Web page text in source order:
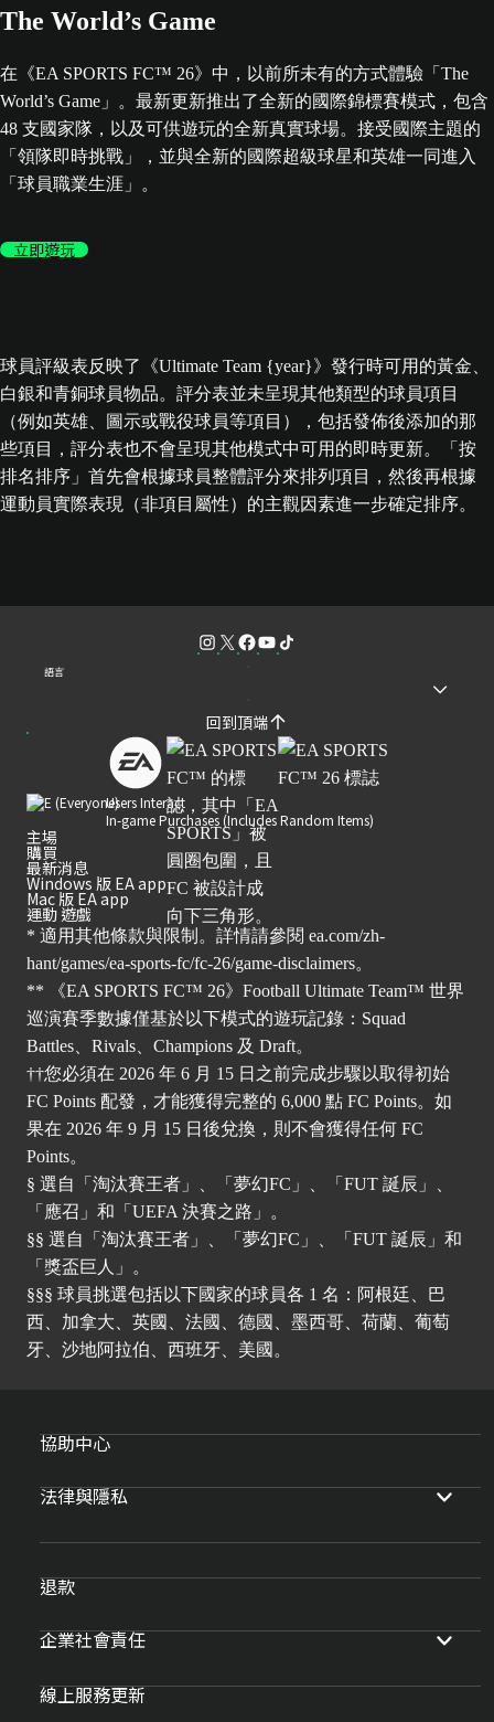
The World’s Game
在《EA SPORTS FC™ 26》中，以前所未有的方式體驗「The
World’s Game」。最新更新推出了全新的國際錦標賽模式，包含
48 支國家隊，以及可供遊玩的全新真實球場。接受國際主題的
「領隊即時挑戰」，並與全新的國際超級球星和英雄一同進入
「球員職業生涯」。
立即遊玩
球員評級表反映了《Ultimate Team {year}》發行時可用的黃金、
白銀和青銅球員物品。評分表並未呈現其他類型的球員項目
（例如英雄、圖示或戰役球員等項目），包括發佈後添加的那
些項目，評分表也不會呈現其他模式中可用的即時更新。「按
排名排序」首先會根據球員整體評分來排列項目，然後再根據
運動員實際表現（非項目屬性）的主觀因素進一步確定排序。
語言
回到頂端
Users Interact
In-game Purchases (Includes Random Items)
主場
購買
最新消息
Windows 版 EA app
Mac 版 EA app
運動 遊戲
* 適用其他條款與限制。詳情請參閱 ea.com/zh-
hant/games/ea-sports-fc/fc-26/game-disclaimers。
** 《EA SPORTS FC™ 26》Football Ultimate Team™ 世界
巡演賽季數據僅基於以下模式的遊玩記錄：Squad
Battles、Rivals、Champions 及 Draft。
††您必須在 2026 年 6 月 15 日之前完成步驟以取得初始
FC Points 配發，才能獲得完整的 6,000 點 FC Points。如
果在 2026 年 9 月 15 日後兌換，則不會獲得任何 FC
Points。
§ 選自「淘汰賽王者」、「夢幻FC」、「FUT 誕辰」、
「應召」和「UEFA 決賽之路」。
§§ 選自「淘汰賽王者」、「夢幻FC」、「FUT 誕辰」和
「獎盃巨人」。
§§§ 球員挑選包括以下國家的球員各 1 名：阿根廷、巴
西、加拿大、英國、法國、德國、墨西哥、荷蘭、葡萄
牙、沙地阿拉伯、西班牙、美國。
協助中心
法律與隱私
退款
企業社會責任
線上服務更新